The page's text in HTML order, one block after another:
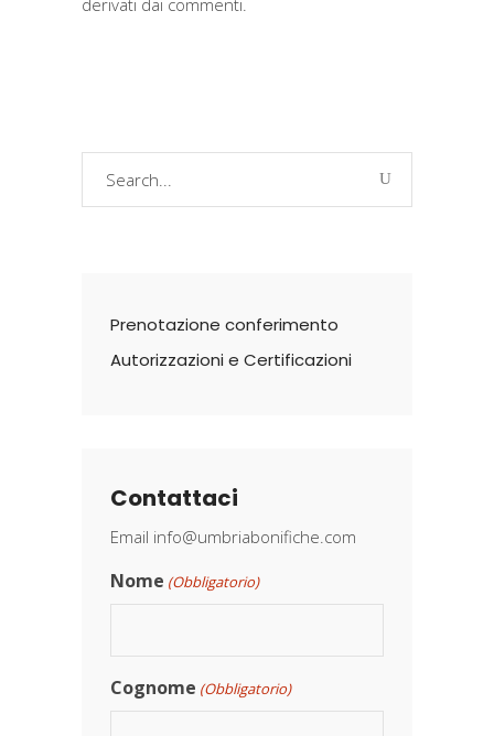
derivati dai commenti.
Prenotazione conferimento
Autorizzazioni e Certificazioni
Contattaci
Email info@umbriabonifiche.com
Nome (Obbligatorio)
Cognome (Obbligatorio)